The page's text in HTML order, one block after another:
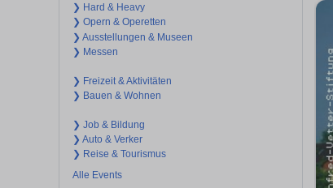
❯ Hard & Heavy
❯ Opern & Operetten
❯ Ausstellungen & Museen
❯ Messen
❯ Freizeit & Aktivitäten
❯ Bauen & Wohnen
❯ Job & Bildung
❯ Auto & Verker
❯ Reise & Tourismus
Alle Events